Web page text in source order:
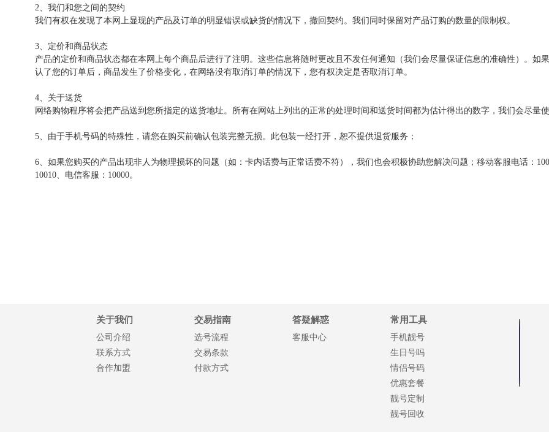
2、我们和您之间的契约
我们有权在发现了本网上显现的产品及订单的明显错误或缺货的情况下，撤回契约。我们同时保留对产品订购的数量的限制权。
3、定价和商品状态
产品的定价和商品状态都在本网上每个商品后进行了注明。这些信息将随时更改且不发任何通知（我们会尽量保证信息的准确性）。如
认了您的订单后，商品发生了价格变化，在网络没有取消订单的情况下，您有权决定是否取消订单。
4、关于送货
网络购物程序将会把产品送到您所指定的送货地址。所有在网站上列出的正常的处理时间和送货时间都为估计得出的数字，我们会尽量
5、由于手机号码的特殊性，请您在购买前确认包装完整无损。此包装一经打开，恕不提供退货服务；
6、如果您购买的产品出现非人为物理损坏的问题（如：卡内话费与正常话费不符），我们也会积极协助您解决问题；移动客服电话：
10010、电信客服：10000。
关于我们
公司介绍
联系方式
合作加盟
交易指南
选号流程
交易条款
付款方式
答疑解惑
客服中心
常用工具
手机靓号
生日号吗
情侣号码
优惠套餐
靓号定制
靓号回收